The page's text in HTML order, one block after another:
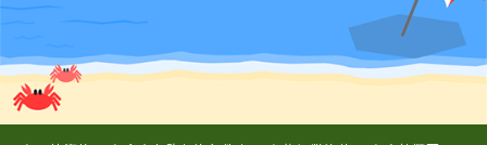
3位
山陰中央自動車学校
予 約
予 約
詳 細
予 約
7位 8位